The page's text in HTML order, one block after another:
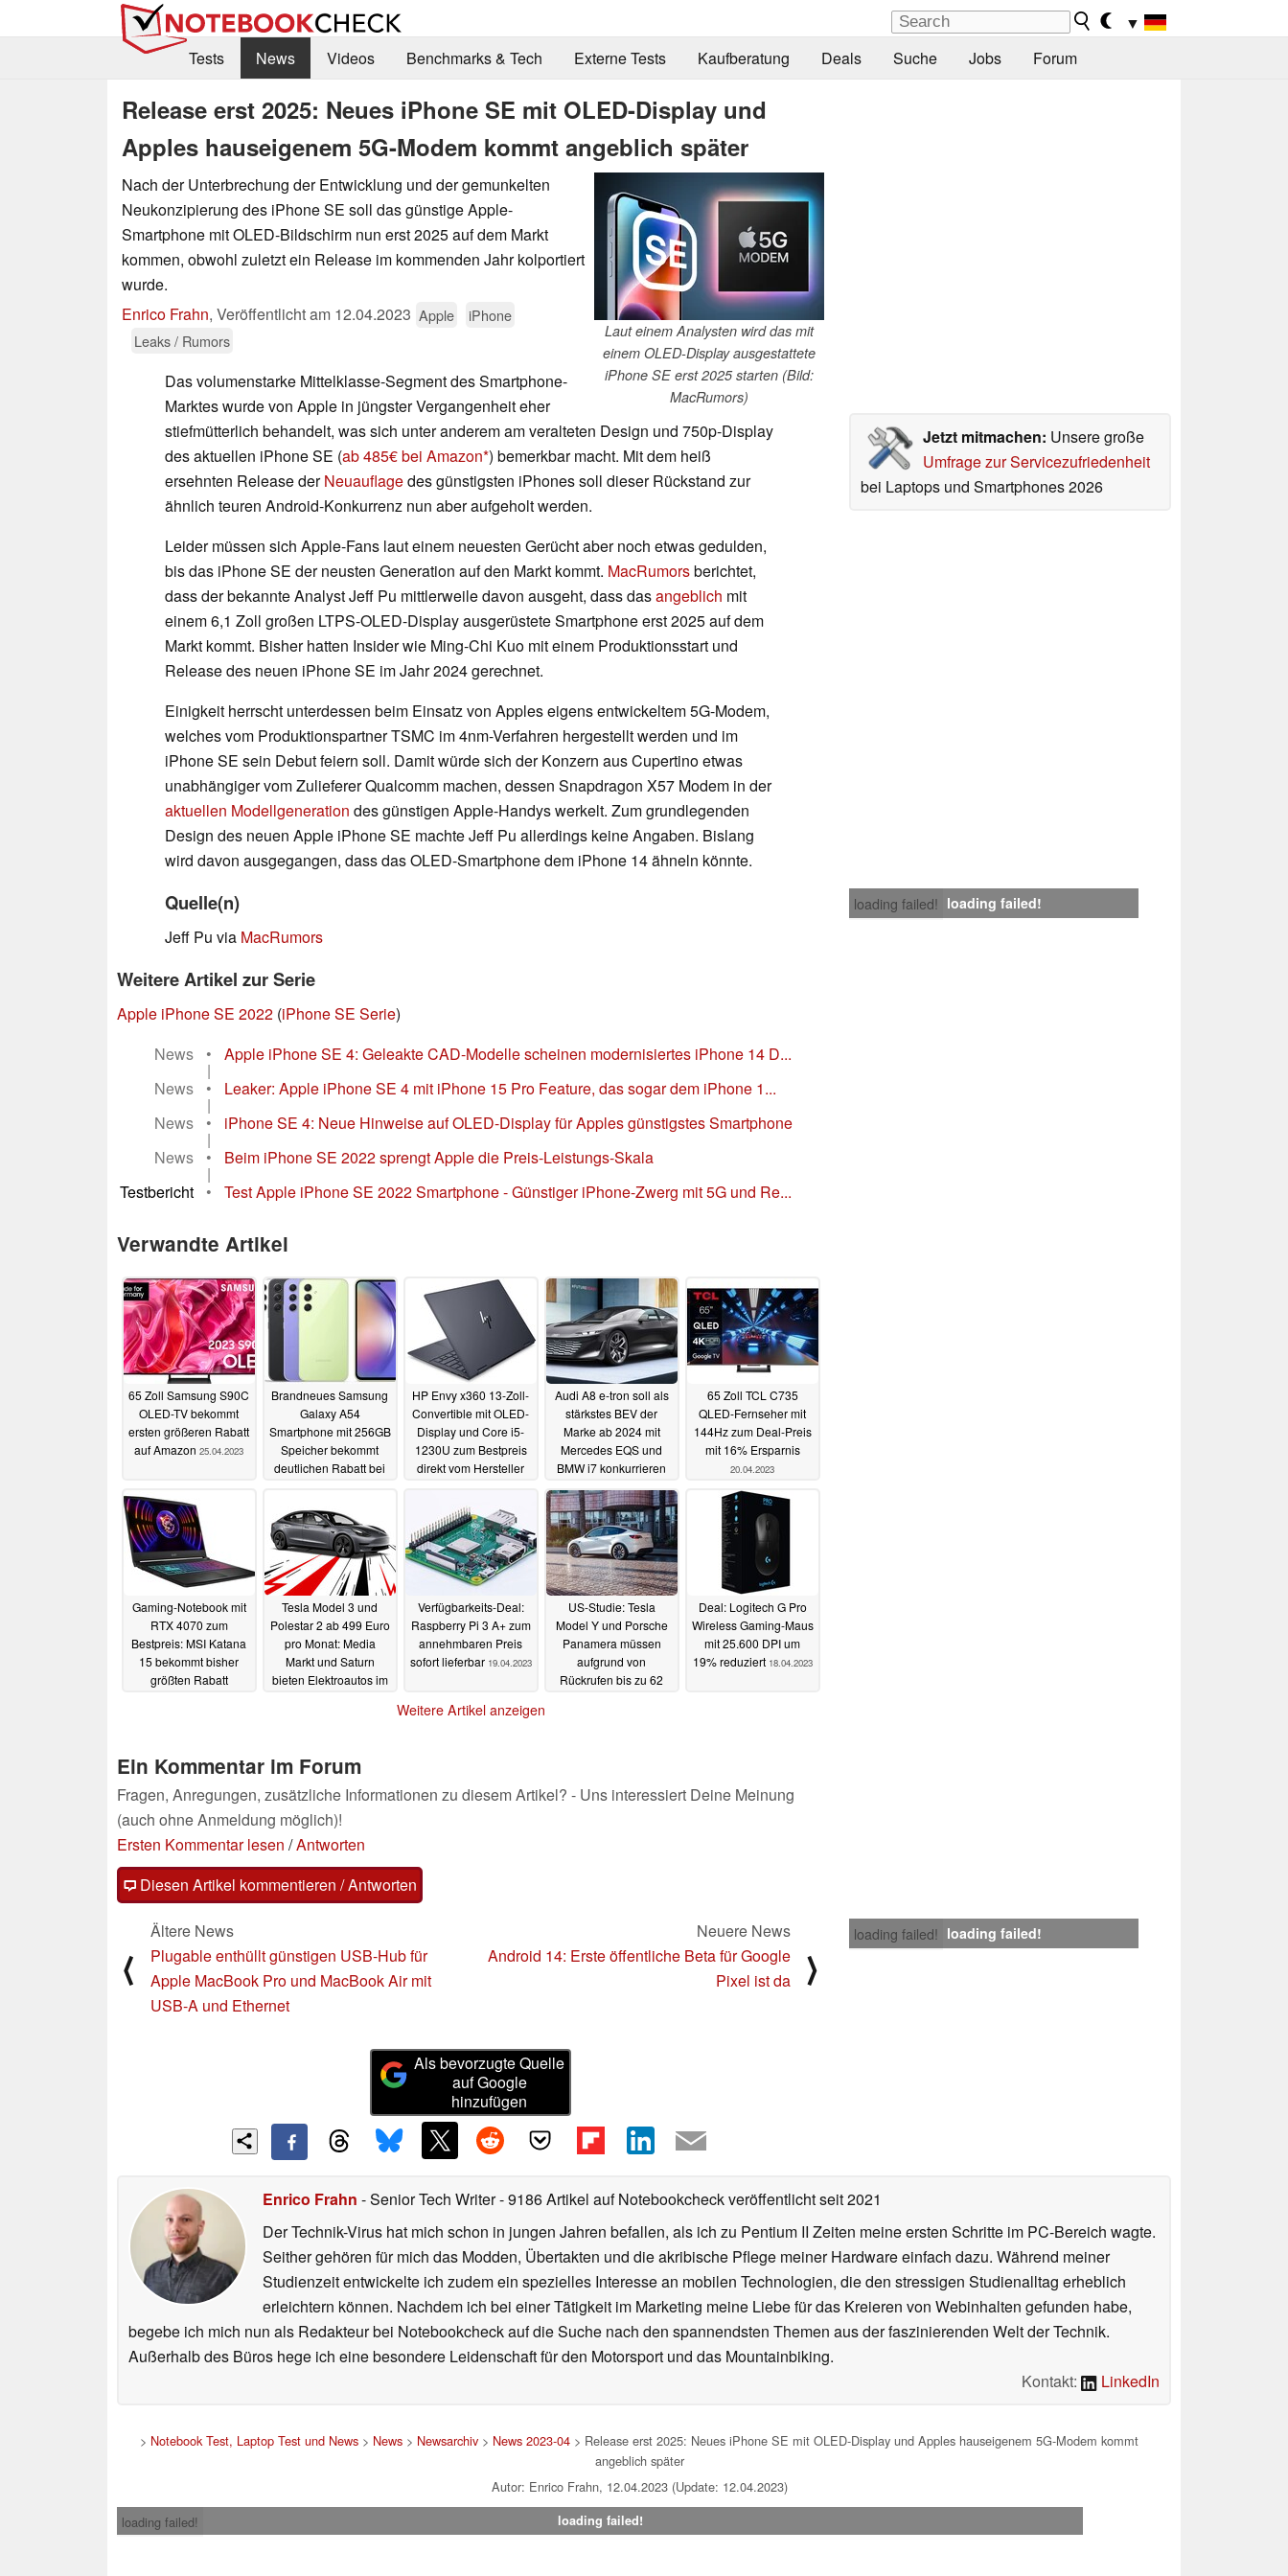
▼
Tests
News Videos Benchmarks & Tech Externe Tests Kaufberatung Deals Suche Jobs Forum
Release erst 2025: Neues iPhone SE mit OLED-Display und
Apples hauseigenem 5G-Modem kommt angeblich später
Laut einem Analysten wird das mit
einem OLED-Display ausgestattete
iPhone SE erst 2025 starten (Bild:
MacRumors)
Nach der Unterbrechung der Entwicklung und der gemunkelten
Neukonzipierung des iPhone SE soll das günstige Apple-
Smartphone mit OLED-Bildschirm nun erst 2025 auf dem Markt
kommen, obwohl zuletzt ein Release im kommenden Jahr kolportiert
wurde.
Enrico Frahn, Veröffentlicht am 12.04.2023 Apple
iPhone
Leaks / Rumors
Jetzt mitmachen: Unsere große
Umfrage zur Servicezufriedenheit
bei Laptops und Smartphones 2026
Das volumenstarke Mittelklasse-Segment des Smartphone-
Marktes wurde von Apple in jüngster Vergangenheit eher
stiefmütterlich behandelt, was sich unter anderem am veralteten Design und 750p-Display
des aktuellen iPhone SE (ab 485€ bei Amazon ) bemerkbar macht. Mit dem heiß
ersehnten Release derNeuauflagedes günstigsten iPhones soll dieser Rückstand zur
ähnlich teuren Android-Konkurrenz nun aber aufgeholt werden.
Leider müssen sich Apple-Fans laut einem neuesten Gerücht aber noch etwas gedulden,
bis das iPhone SE der neusten Generation auf den Markt kommt. MacRumorsberichtet,
dass der bekannte Analyst Jeff Pu mittlerweile davon ausgeht, dass dasangeblich mit
einem 6,1 Zoll großen LTPS-OLED-Display ausgerüstete Smartphone erst 2025 auf dem
Markt kommt. Bisher hatten Insider wie Ming-Chi Kuo mit einem Produktionsstart und
Release des neuen iPhone SE im Jahr 2024 gerechnet.
Einigkeit herrscht unterdessen beim Einsatz von Apples eigens entwickeltem 5G-Modem,
welches vom Produktionspartner TSMC im 4nm-Verfahren hergestellt werden und im
iPhone SE sein Debut feiern soll. Damit würde sich der Konzern aus Cupertino etwas
unabhängiger vom Zulieferer Qualcomm machen, dessen Snapdragon X57 Modem in der
aktuellen Modellgeneration des günstigen Apple-Handys werkelt. Zum grundlegenden
Design des neuen Apple iPhone SE machte Jeff Pu allerdings keine Angaben. Bislang
wird davon ausgegangen, dass das OLED-Smartphone dem iPhone 14 ähneln könnte.
loading failed! loading failed!
Quelle(n)
Jeff Pu via MacRumors
Weitere Artikel zur Serie
Apple iPhone SE 2022 (iPhone SE Serie)
News
• Apple iPhone SE 4: Geleakte CAD-Modelle scheinen modernisiertes iPhone 14 D...
|
News
• Leaker: Apple iPhone SE 4 mit iPhone 15 Pro Feature, das sogar dem iPhone 1...
|
News
• iPhone SE 4: Neue Hinweise auf OLED-Display für Apples günstigstes Smartphone
|
News
• Beim iPhone SE 2022 sprengt Apple die Preis-Leistungs-Skala
|
Testbericht
• Test Apple iPhone SE 2022 Smartphone - Günstiger iPhone-Zwerg mit 5G und Re...
Verwandte Artikel
65 Zoll Samsung S90C
OLED-TV bekommt
ersten größeren Rabatt
auf Amazon 25.04.2023
Brandneues Samsung
Galaxy A54
Smartphone mit 256GB
Speicher bekommt
deutlichen Rabatt bei
HP Envy x360 13-Zoll-
Convertible mit OLED-
Display und Core i5-
1230U zum Bestpreis
direkt vom Hersteller
Audi A8 e-tron soll als
stärkstes BEV der
Marke ab 2024 mit
Mercedes EQS und
BMW i7 konkurrieren
21.04.2023
65 Zoll TCL C735
QLED-Fernseher mit
144Hz zum Deal-Preis
mit 16% Ersparnis
20.04.2023
Gaming-Notebook mit
RTX 4070 zum
Bestpreis: MSI Katana
15 bekommt bisher
größten Rabatt
Tesla Model 3 und
Polestar 2 ab 499 Euro
pro Monat: Media
Markt und Saturn
bieten Elektroautos im
Verfügbarkeits-Deal:
Raspberry Pi 3 A+ zum
annehmbaren Preis
sofort lieferbar 19.04.2023
US-Studie: Tesla
Model Y und Porsche
Panamera müssen
aufgrund von
Rückrufen bis zu 62
Deal: Logitech G Pro
Wireless Gaming-Maus
mit 25.600 DPI um
19% reduziert 18.04.2023
Weitere Artikel anzeigen
Ein Kommentar im Forum
Fragen, Anregungen, zusätzliche Informationen zu diesem Artikel? - Uns interessiert Deine Meinung
(auch ohne Anmeldung möglich)!
Ersten Kommentar lesen /Antworten
Diesen Artikel kommentieren / Antworten
loading failed! loading failed!
⟨
Ältere News
Plugable enthüllt günstigen USB-Hub für
Apple MacBook Pro und MacBook Air mit
USB-A und Ethernet
Neuere News
Android 14: Erste öffentliche Beta für Google
Pixel ist da
⟩
Als bevorzugte Quelle
auf Google
hinzufügen
Enrico Frahn - Senior Tech Writer- 9186 Artikel auf Notebookcheck veröffentlichtseit 2021
Der Technik-Virus hat mich schon in jungen Jahren befallen, als ich zu Pentium II Zeiten meine ersten Schritte im PC-Bereich wagte.
Seither gehören für mich das Modden, Übertakten und die akribische Pflege meiner Hardware einfach dazu. Während meiner
Studienzeit entwickelte ich zudem ein spezielles Interesse an mobilen Technologien, die den stressigen Studienalltag erheblich
erleichtern können. Nachdem ich bei einer Tätigkeit im Marketing meine Liebe für das Kreieren von Webinhalten gefunden habe,
begebe ich mich nun als Redakteur bei Notebookcheck auf die Suche nach den spannendsten Themen aus der faszinierenden Welt der Technik.
Außerhalb des Büros hege ich eine besondere Leidenschaft für den Motorsport und das Mountainbiking.
Kontakt:
LinkedIn
> Notebook Test, Laptop Test und News > News > Newsarchiv > News 2023-04 > Release erst 2025: Neues iPhone SE mit OLED-Display und Apples hauseigenem 5G-Modem kommt
angeblich später
Autor: Enrico Frahn, 12.04.2023 (Update: 12.04.2023)
loading failed!
loading failed!